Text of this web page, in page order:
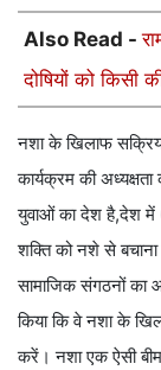
Also Read -
दोषियों को किसी
नशा के खिलाफ सक्रिय
कार्यक्रम की
युवाओं का देश है,देश में
शक्ति को नशे से बचाना
सामाजिक संगठनों का
किया कि वे नशा के
करें। नशा एक ऐसी